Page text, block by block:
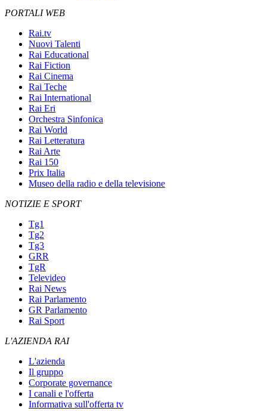
PORTALI WEB
Rai.tv
Nuovi Talenti
Rai Educational
Rai Fiction
Rai Cinema
Rai Teche
Rai International
Rai Eri
Orchestra Sinfonica
Rai World
Rai Letteratura
Rai Arte
Rai 150
Prix Italia
Museo della radio e della televisione
NOTIZIE E SPORT
Tg1
Tg2
Tg3
GRR
TgR
Televideo
Rai News
Rai Parlamento
GR Parlamento
Rai Sport
L'AZIENDA RAI
L'azienda
Il gruppo
Corporate governance
I canali e l'offerta
Informativa sull'offerta tv